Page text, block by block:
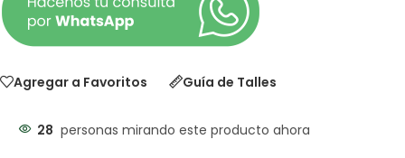
Agregar a Favoritos Guía de Talles
28 personas mirando este producto ahora